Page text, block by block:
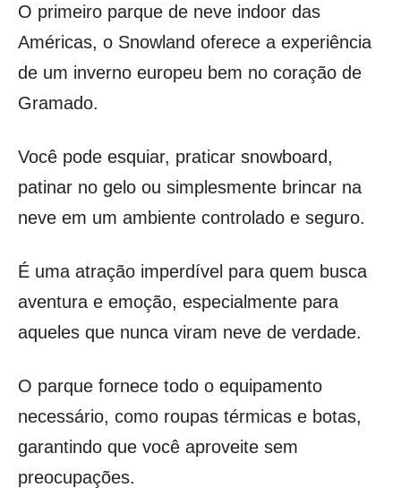
O primeiro parque de neve indoor das
Américas, o Snowland oferece a experiência
de um inverno europeu bem no coração de
Gramado.
Você pode esquiar, praticar snowboard,
patinar no gelo ou simplesmente brincar na
neve em um ambiente controlado e seguro.
É uma atração imperdível para quem busca
aventura e emoção, especialmente para
aqueles que nunca viram neve de verdade.
O parque fornece todo o equipamento
necessário, como roupas térmicas e botas,
garantindo que você aproveite sem
preocupações.